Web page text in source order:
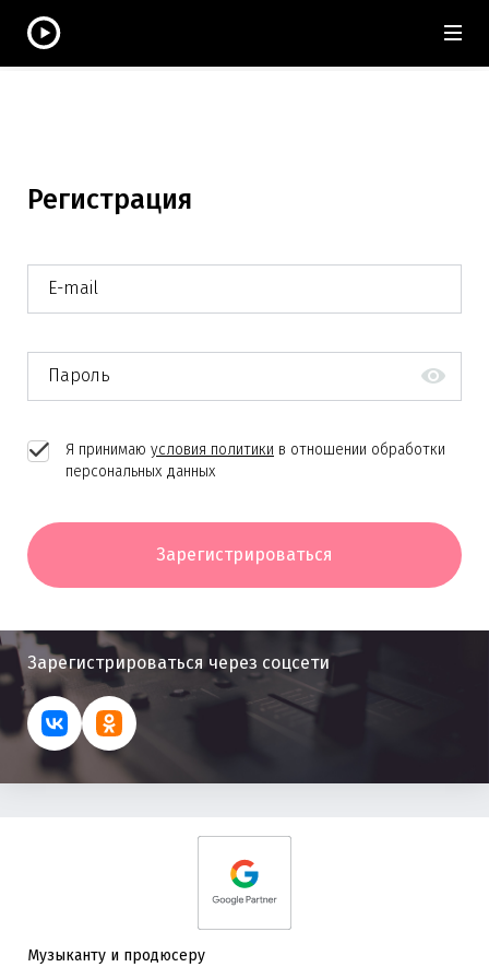
Регистрация
E-mail
Пароль
Я принимаю условия политики в отношении обработки
персональных данных
Зарегистрироваться
Зарегистрироваться через соцсети
Музыканту и продюсеру